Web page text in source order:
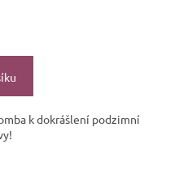
k dokrášlení podzimní